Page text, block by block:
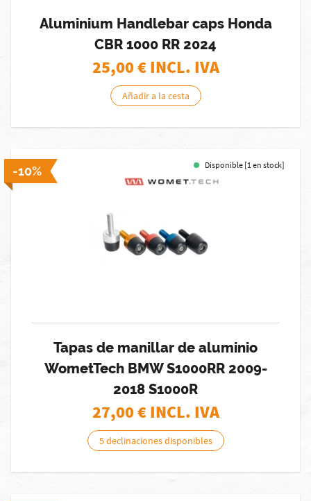
Aluminium Handlebar caps Honda
CBR 1000 RR 2024
25,00€ INCL. IVA
Añadir a la cesta
-10% Disponible [1 en stock]
Tapas de manillar de aluminio
WometTech BMW S1000RR 2009-
2018 S1000R
27,00€ INCL. IVA
5 declinaciones disponibles